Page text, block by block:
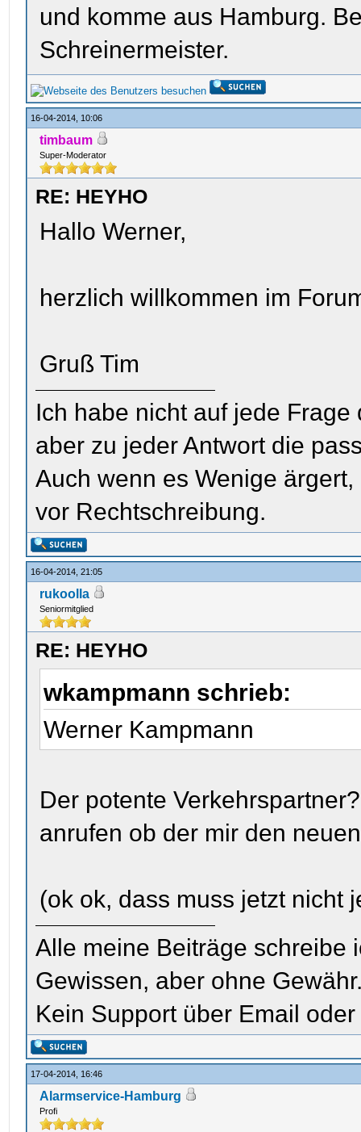
und komme aus Hamburg.
Schreinermeister.
16-04-2014, 10:06
timbaum
Super-Moderator
RE: HEYHO
Hallo Werner,
herzlich willkommen im
Gruß Tim
Ich habe nicht auf jede
aber zu jeder Antwort die
Auch wenn es Wenige
vor Rechtschreibung.
16-04-2014, 21:05
rukoolla
Seniormitglied
RE: HEYHO
wkampmann schrieb:
Werner Kampmann
Der potente
anrufen ob der mir den
(ok ok, dass muss jetzt nicht
Alle meine Beiträge schreibe
Gewissen, aber ohne
Kein Support über Email
17-04-2014, 16:46
Alarmservice-Hamburg
Profi